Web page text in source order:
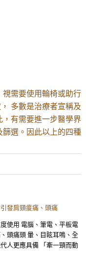
需要使用輪椅或助行
多數是治療者宣稱及
有需要進一步醫學界
篩選。因此以上的四種
發肩頸痠痛、頭痛
使用 電腦、筆電、平板電
頭痛頭 暈、目眩耳鳴、全
人更應具備 「牽一頸而動